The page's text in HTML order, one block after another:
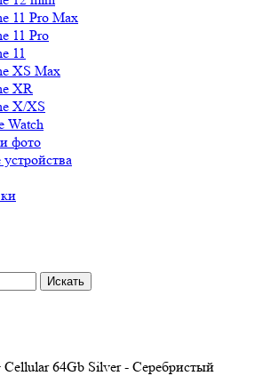
11 Pro Max
11 Pro
11
XS Max
XR
X/XS
Watch
фото
64Gb Silver - Серебристый